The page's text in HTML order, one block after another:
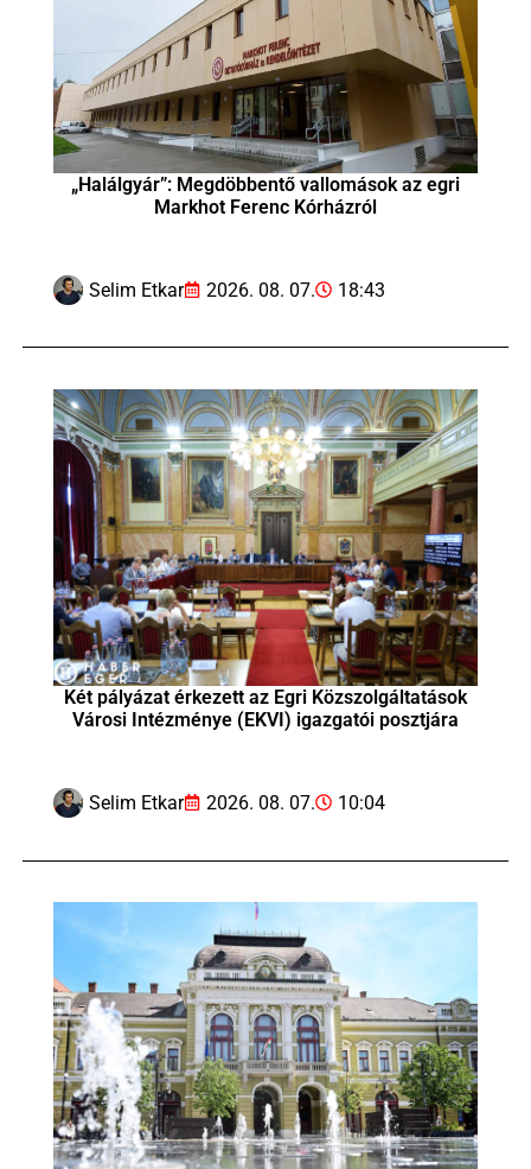
„Halálgyár”: Megdöbbentő vallomások az egri
Markhot Ferenc Kórházról
Selim Etkar 2026. 08. 07. 18:43
Két pályázat érkezett az Egri Közszolgáltatások
Városi Intézménye (EKVI) igazgatói posztjára
Selim Etkar 2026. 08. 07. 10:04